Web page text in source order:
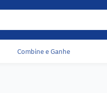
Combine e Ganhe